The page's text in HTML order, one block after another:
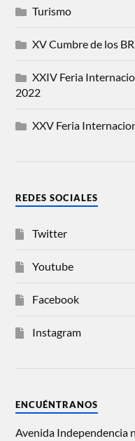
Turismo
XV Cumbre de los
XXIV Feria
2022
XXV Feria
REDES SOCIALES
Twitter
Youtube
Facebook
Instagram
ENCUÉNTRANOS
Avenida Independencia